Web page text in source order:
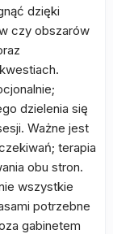
dzięki
czy obszarów
dzielenia się
Ważne jest
terapia
obu stron.
wszystkie
potrzebne
gabinetem